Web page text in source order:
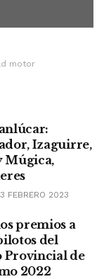
motor
Izaguirre,
Múgica,
FEBRERO 2023
premios a
del
Provincial de
2022